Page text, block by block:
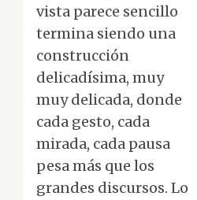
vista parece sencillo
termina siendo una
construcción
delicadísima, muy
muy delicada, donde
cada gesto, cada
mirada, cada pausa
pesa más que los
grandes discursos. Lo